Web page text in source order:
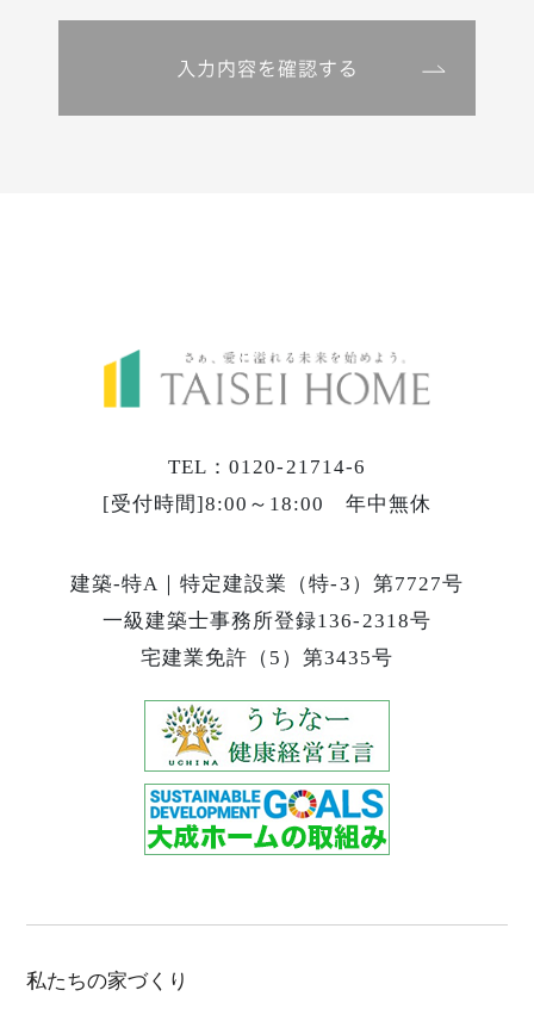
TEL：0120-21714-6
[受付時間]8:00～18:00 年中無休
建築-特A｜特定建設業（特-3）第7727号
一級建築士事務所登録136-2318号
宅建業免許（5）第3435号
私たちの家づくり